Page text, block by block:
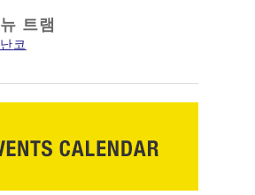
뉴 트램
난코